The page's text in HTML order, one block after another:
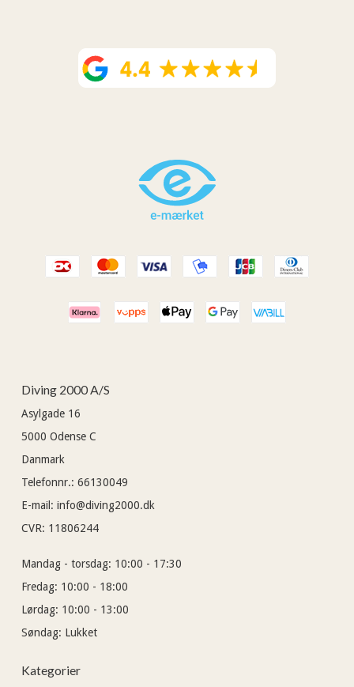
Diving 2000 A/S
Asylgade 16
5000 Odense C
Danmark
Telefonnr.: 66130049
E-mail : info@diving2000.dk
CVR: 11806244
Mandag - torsdag: 10:00 - 17:30
Fredag: 10:00 - 18:00
Lørdag: 10:00 - 13:00
Søndag: Lukket
Kategorier